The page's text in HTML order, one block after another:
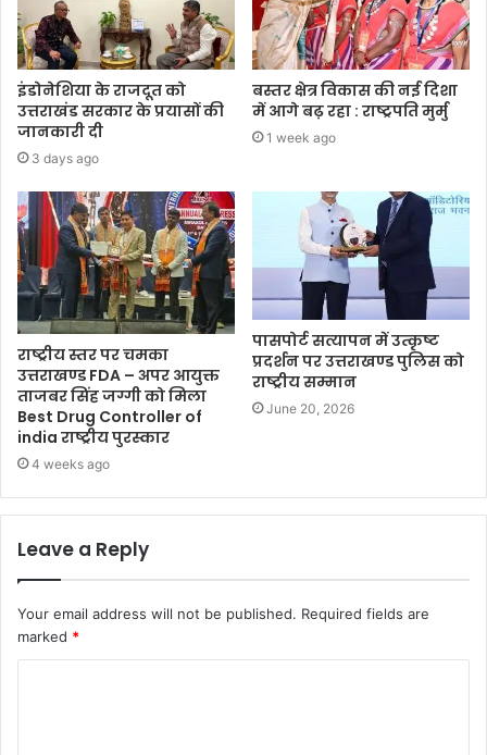
इंडोनेशिया के राजदूत को
उत्तराखंड सरकार के प्रयासों की
जानकारी दी
3 days ago
बस्तर क्षेत्र विकास की नई दिशा
में आगे बढ़ रहा : राष्ट्रपति मुर्मु
1 week ago
राष्ट्रीय स्तर पर चमका
उत्तराखण्ड FDA – अपर आयुक्त
ताजबर सिंह जग्गी को मिला
Best Drug Controller of
india राष्ट्रीय पुरस्कार
4 weeks ago
पासपोर्ट सत्यापन में उत्कृष्ट
प्रदर्शन पर उत्तराखण्ड पुलिस को
राष्ट्रीय सम्मान
June 20, 2026
Leave a Reply
Your email address will not be published. Required fields are
marked *